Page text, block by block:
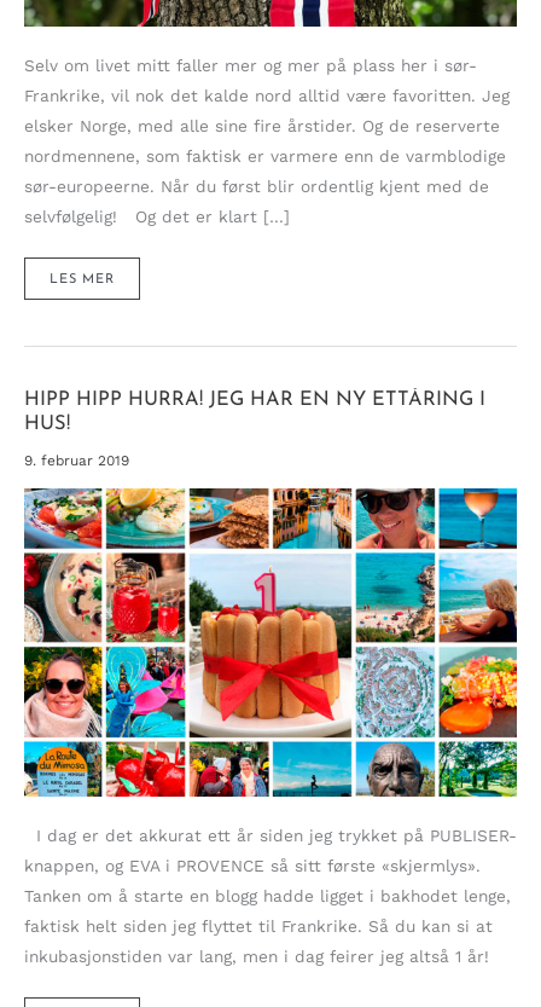
Selv om livet mitt faller mer og mer på plass her i sør-
Frankrike, vil nok det kalde nord alltid være favoritten. Jeg
elsker Norge, med alle sine fire årstider. Og de reserverte
nordmennene, som faktisk er varmere enn de varmblodige
sør-europeerne. Når du først blir ordentlig kjent med de
selvfølgelig! Og det er klart […]
NORSK
HIPP
LES MER
HIPP HIPP HURRA! JEG HAR EN NY ETTÅRING I
HUS!
9. februar 2019
I dag er det akkurat ett år siden jeg trykket på PUBLISER-
knappen, og EVA i PROVENCE så sitt første «skjermlys».
Tanken om å starte en blogg hadde ligget i bakhodet lenge,
faktisk helt siden jeg flyttet til Frankrike. Så du kan si at
inkubasjonstiden var lang, men i dag feirer jeg altså 1 år!